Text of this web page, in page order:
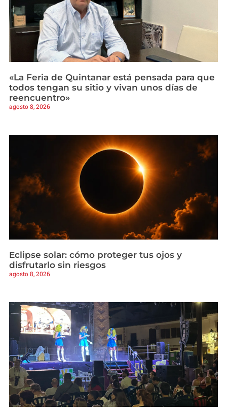
«La Feria de Quintanar está pensada para que
todos tengan su sitio y vivan unos días de
reencuentro»
agosto 8, 2026
Eclipse solar: cómo proteger tus ojos y
disfrutarlo sin riesgos
agosto 8, 2026